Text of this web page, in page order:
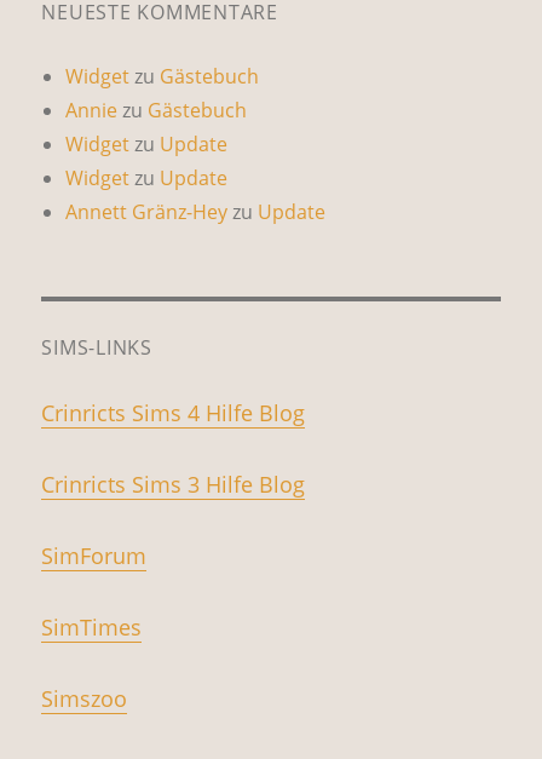
NEUESTE KOMMENTARE
Widgetzu Gästebuch
Annie zu Gästebuch
Widgetzu Update
Widgetzu Update
Annett Gränz-Heyzu Update
SIMS-LINKS
Crinricts Sims 4 Hilfe Blog
Crinricts Sims 3 Hilfe Blog
SimForum
SimTimes
Simszoo